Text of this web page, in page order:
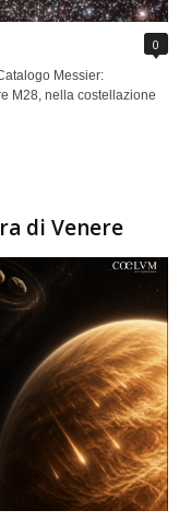
0
Messier:
M28, nella costellazione
di Venere